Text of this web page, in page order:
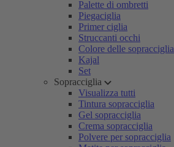
Palette di ombretti
Piegaciglia
Primer ciglia
Struccanti occhi
Colore delle sopracciglia
Kajal
Set
Sopracciglia
Visualizza tutti
Tintura sopracciglia
Gel sopracciglia
Crema sopracciglia
Polvere per sopracciglia